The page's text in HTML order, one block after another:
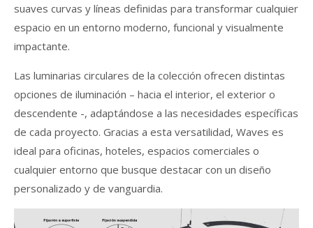
suaves curvas y líneas definidas para transformar cualquier
espacio en un entorno moderno, funcional y visualmente
impactante.
Las luminarias circulares de la colección ofrecen distintas
opciones de iluminación – hacia el interior, el exterior o
descendente -, adaptándose a las necesidades específicas
de cada proyecto. Gracias a esta versatilidad, Waves es
ideal para oficinas, hoteles, espacios comerciales o
cualquier entorno que busque destacar con un diseño
personalizado y de vanguardia.